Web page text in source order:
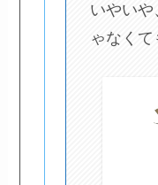
いやいや
ゃなくて